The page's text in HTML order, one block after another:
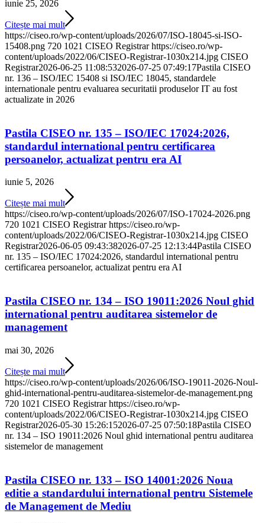
iunie 25, 2026
Citește mai mult
https://ciseo.ro/wp-content/uploads/2026/07/ISO-18045-si-ISO-
15408.png 720 1021 CISEO Registrar https://ciseo.ro/wp-
content/uploads/2022/06/CISEO-Registrar-1030x214.jpg CISEO
Registrar2026-06-25 11:08:532026-07-25 07:49:17Pastila CISEO
nr. 136 – ISO/IEC 15408 si ISO/IEC 18045, standardele
internationale pentru evaluarea securitatii produselor IT au fost
actualizate in 2026
Pastila CISEO nr. 135 – ISO/IEC 17024:2026,
standardul international pentru certificarea
persoanelor, actualizat pentru era AI
iunie 5, 2026
Citește mai mult
https://ciseo.ro/wp-content/uploads/2026/07/ISO-17024-2026.png
720 1021 CISEO Registrar https://ciseo.ro/wp-
content/uploads/2022/06/CISEO-Registrar-1030x214.jpg CISEO
Registrar2026-06-05 09:43:382026-07-25 12:13:44Pastila CISEO
nr. 135 – ISO/IEC 17024:2026, standardul international pentru
certificarea persoanelor, actualizat pentru era AI
Pastila CISEO nr. 134 – ISO 19011:2026 Noul ghid
international pentru auditarea sistemelor de
management
mai 30, 2026
Citește mai mult
https://ciseo.ro/wp-content/uploads/2026/06/ISO-19011-2026-Noul-
ghid-international-pentru-auditarea-sistemelor-de-management.png
720 1021 CISEO Registrar https://ciseo.ro/wp-
content/uploads/2022/06/CISEO-Registrar-1030x214.jpg CISEO
Registrar2026-05-30 15:26:152026-07-25 07:50:18Pastila CISEO
nr. 134 – ISO 19011:2026 Noul ghid international pentru auditarea
sistemelor de management
Pastila CISEO nr. 133 – ISO 14001:2026 Noua
editie a standardului international pentru Sistemele
de Management de Mediu